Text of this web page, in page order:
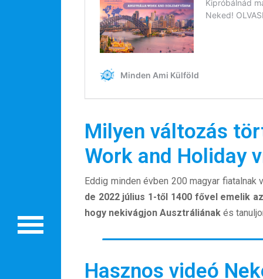
Külföldre költöznék!
Szakértőink
Beutazási engedélyek
Online bolt
Rendezvények
Milyen változás
Work and Holiday
Eddig minden évben 200 magyar
de 2022 július 1-től 1400 fővel emelik
hogy nekivágjon Ausztráliának és
Hasznos videó